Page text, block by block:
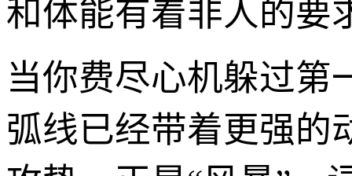
和体能有着非人的要
当你费尽心机躲过第
弧线已经带着更强的